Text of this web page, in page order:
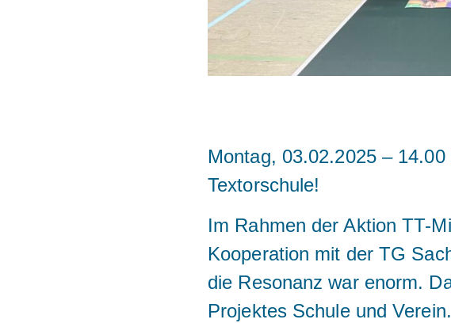
Montag, 03.02.2025 –
Textorschule!
Im Rahmen der Aktion TT-
Kooperation mit der TG
die Resonanz war enorm.
Projektes Schule und